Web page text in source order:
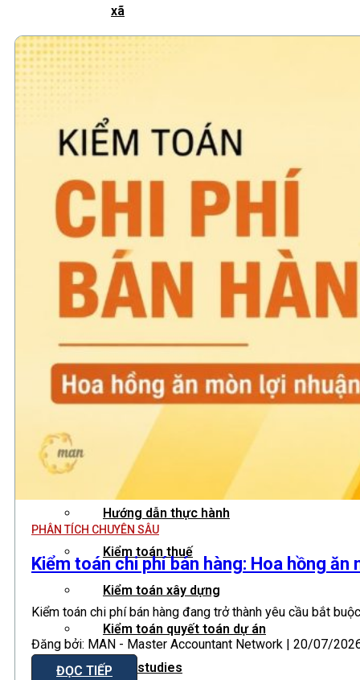
xã
Tổ chức tài chính vi mô
Tổ chức khoa học công nghệ
Đơn vị sự nghiệp công lập
Công cụ kiểm tra đối tượng bắt
buộc
MỚI
Tin tức kiểm toán
Phân tích chuyên sâu
Hướng dẫn thực hành
Kiểm toán thuế
Kiểm toán xây dựng
Kiểm toán quyết toán dự án
Case studies
PHÂN TÍCH CHUYÊN SÂU
Kiểm toán chi phí bán hàng: Hoa hồng ăn
Kiểm toán chi phí bán hàng đang trở thành yêu cầu bắt
Đăng bởi: MAN - Master Accountant Network | 20/07/
ĐỌC TIẾP